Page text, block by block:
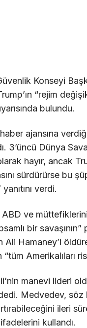
Konseyi
“rejim
bulundu.
ajansına
Dünya
hayır, ancak
sürdürürse bu
verdi.
ABD ve
bir
Ali Hamaney’i
Amerikalıları
manevi lideri
Medvedev, söz
ileri
kullandı.